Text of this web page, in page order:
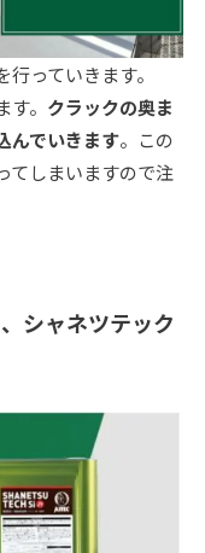
っていきます。
す。 クラックの奥ま
んでいきます。この
てしまいますので注
シャネツテック